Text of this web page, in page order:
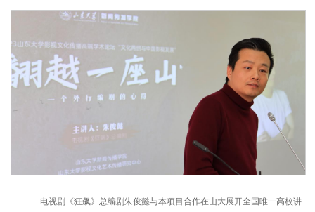
电视剧《狂飙》总编剧朱俊懿与本项目合作在山大展开全国唯一高校讲